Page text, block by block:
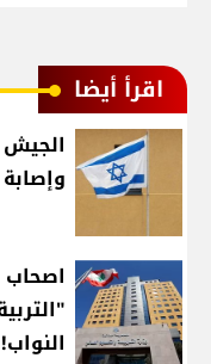
اقرأ أيضا
وإصابة 4 بجروح خطرة في جنوب لبنان
اصحاب
النواب!